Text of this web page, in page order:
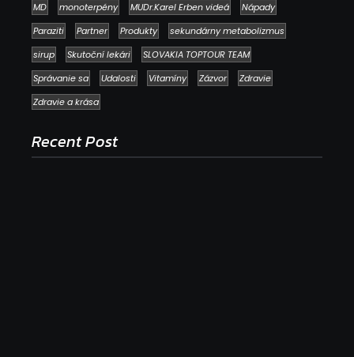
MD
monoterpény MUDr.Karel Erben videá
Nápady
Paraziti
Partner Produkty
sekundárny metabolizmus
sirup
Skutoční lekári
SLOVAKIA TOPTOUR TEAM
Správanie sa
Udalosti Vitamíny Zázvor
Zdravie
Zdravie a krása
Recent Post